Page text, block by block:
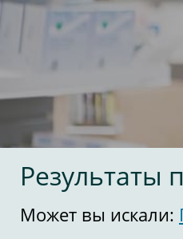
Результаты
Может вы искали: